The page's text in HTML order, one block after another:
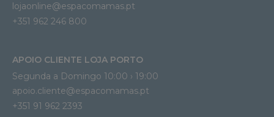
lojaonline@espacomamas.pt
+351 962 246 800
APOIO CLIENTE LOJA PORTO
Segunda a Domingo 10:00 › 19:00
apoio.cliente@espacomamas.pt
+351 91 962 2393